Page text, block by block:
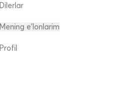
Dilerlar
Mening e'lonlarim
Profil